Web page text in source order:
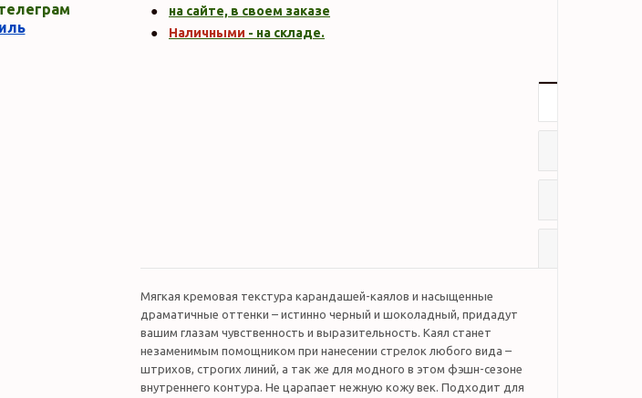
на сайте, в своем заказе
Наличными - на складе.
Мягкая кремовая текстура карандашей-каялов и насыщенные
драматичные оттенки – истинно черный и шоколадный, придадут
вашим глазам чувственность и выразительность. Каял станет
незаменимым помощником при нанесении стрелок любого вида –
штрихов, строгих линий, а так же для модного в этом фэшн-сезоне
внутреннего контура. Не царапает нежную кожу век. Подходит для